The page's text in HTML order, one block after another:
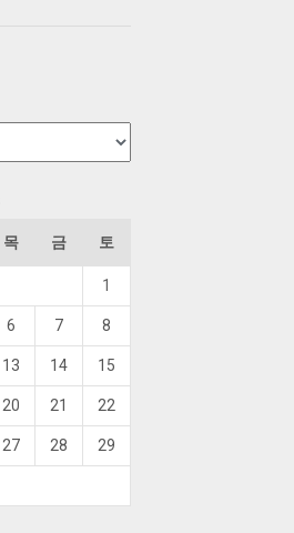
목 금 토
1
6 7 8
13 14 15
20 21 22
27 28 29